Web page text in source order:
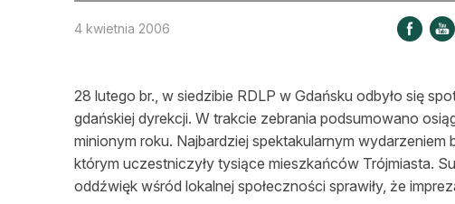
Leśnik
Lasy
4 kwietnia 2006
28 lutego br., w siedzibie RDLP w Gdańsku odbyło się
gdańskiej dyrekcji. W trakcie zebrania podsumowano
minionym roku. Najbardziej spektakularnym
którym uczestniczyły tysiące mieszkańców Trójmiasta.
oddźwięk wśród lokalnej społeczności sprawiły, że